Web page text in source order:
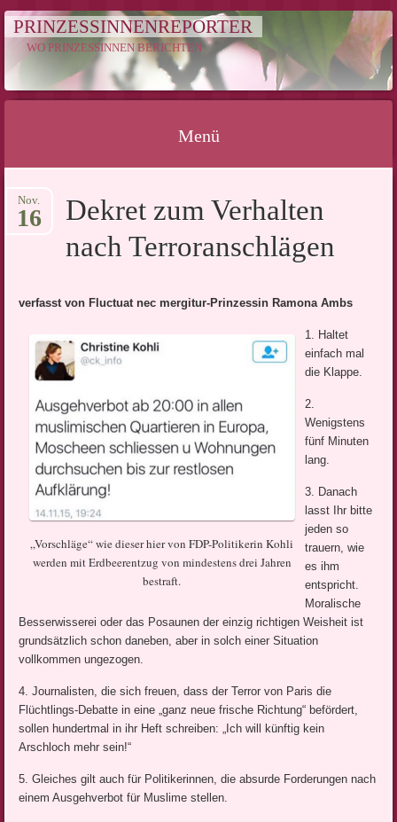
PRINZESSINNENREPORTER
WO PRINZESSINNEN BERICHTEN
Menü
zum
Inhalt
Dekret zum Verhalten
nach Terroranschlägen
Nov.
16
verfasst von Fluctuat nec mergitur-Prinzessin Ramona Ambs
„Vorschläge“ wie dieser hier von FDP-Politikerin Kohli
werden mit Erdbeerentzug von mindestens drei Jahren
bestraft.
1. Haltet
einfach mal
die Klappe.
2.
Wenigstens
fünf Minuten
lang.
3. Danach
lasst Ihr bitte
jeden so
trauern, wie
es ihm
entspricht.
Moralische
Besserwisserei oder das Posaunen der einzig richtigen Weisheit ist
grundsätzlich schon daneben, aber in solch einer Situation
vollkommen ungezogen.
4. Journalisten, die sich freuen, dass der Terror von Paris die
Flüchtlings-Debatte in eine „ganz neue frische Richtung“ befördert,
sollen hundertmal in ihr Heft schreiben: „Ich will künftig kein
Arschloch mehr sein!“
5. Gleiches gilt auch für Politikerinnen, die absurde Forderungen nach
einem Ausgehverbot für Muslime stellen.